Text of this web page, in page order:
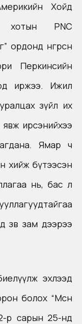
Хойд
хотын PNC
ордонд өнгөрсөн
Перкинсийн
иржээ. Ижил
зүйл их
ирсэнийхээ
Ямар ч
хийж бүтээсэн
нь, бас л
зөв зам дээрээ
эхлээд
болох “Мөсөн
2-р сарын 25-нд